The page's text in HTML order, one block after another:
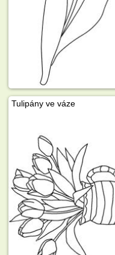
Tulipány ve váze